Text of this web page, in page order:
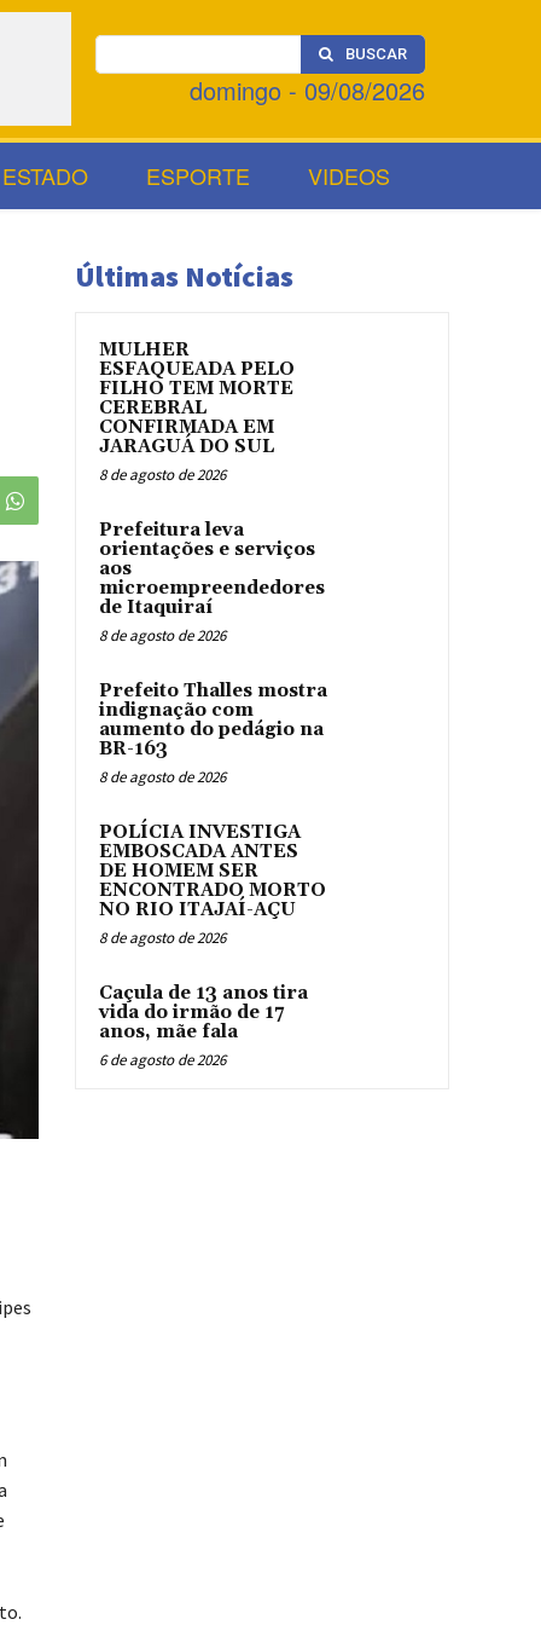
BUSCAR
domingo - 09/08/2026
ESTADO ESPORTE VIDEOS
Últimas Notícias
MULHER
ESFAQUEADA PELO
FILHO TEM MORTE
CEREBRAL
CONFIRMADA EM
JARAGUÁ DO SUL
8 de agosto de 2026
Prefeitura leva
orientações e serviços
aos
microempreendedores
de Itaquiraí
8 de agosto de 2026
Prefeito Thalles mostra
indignação com
aumento do pedágio na
BR-163
8 de agosto de 2026
POLÍCIA INVESTIGA
EMBOSCADA ANTES
DE HOMEM SER
ENCONTRADO MORTO
NO RIO ITAJAÍ-AÇU
8 de agosto de 2026
Caçula de 13 anos tira
vida do irmão de 17
anos, mãe fala
6 de agosto de 2026